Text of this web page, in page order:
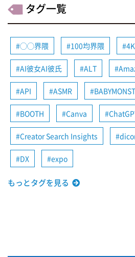
タグ一覧
◯◯界隈 100均界隈 4K
AI彼女AI彼氏 ALT
API ASMR
BOOTH Canva
Creator Search Insights
DX expo
もっとタグを見る